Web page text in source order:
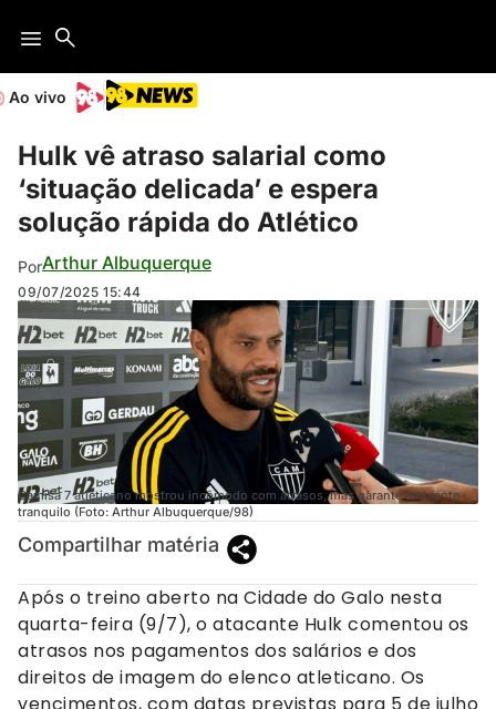
Ao vivo
Hulk vê atraso salarial como
‘situação delicada’ e espera
solução rápida do Atlético
PorArthur Albuquerque
09/07/2025 15:44
Camisa 7 atleticano mostrou incômodo com atrasos, mas garante ambiente
tranquilo (Foto: Arthur Albuquerque/98)
Compartilhar matéria
Após o treino aberto na Cidade do Galo nesta
quarta-feira (9/7), o atacante Hulk comentou os
atrasos nos pagamentos dos salários e dos
direitos de imagem do elenco atleticano. Os
vencimentos, com datas previstas para 5 de julho